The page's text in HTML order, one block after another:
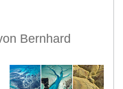
Bernhard